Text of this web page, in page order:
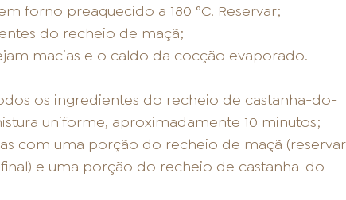
forno preaquecido a 180 °C. Reservar;
do recheio de maçã;
macias e o caldo da cocção evaporado.
os ingredientes do recheio de castanha-do-
uniforme, aproximadamente 10 minutos;
com uma porção do recheio de maçã (reservar
e uma porção do recheio de castanha-do-